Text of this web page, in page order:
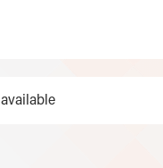
available